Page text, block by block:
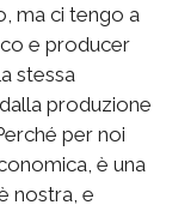
ma ci tengo a
e producer
stessa
produzione
per noi
è una
nostra, e